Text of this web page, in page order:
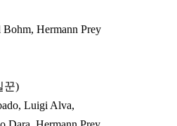
Hermann Prey
꾼)
Luigi Alva,